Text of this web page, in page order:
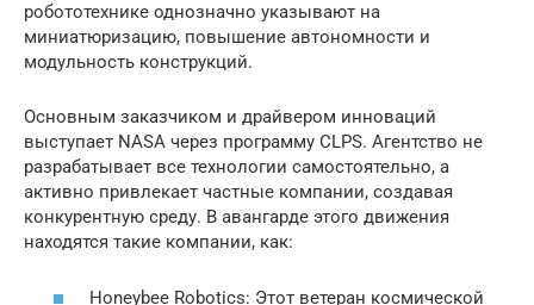
робототехнике однозначно указывают на
миниатюризацию, повышение автономности и
модульность конструкций.
Основным заказчиком и драйвером инноваций
выступает NASA через программу CLPS. Агентство не
разрабатывает все технологии самостоятельно, а
активно привлекает частные компании, создавая
конкурентную среду. В авангарде этого движения
находятся такие компании, как:
Honeybee Robotics: Этот ветеран космической